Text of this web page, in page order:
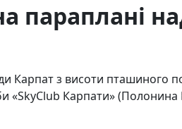
параплані
з висоти пташиного
«SkyClub Карпати»